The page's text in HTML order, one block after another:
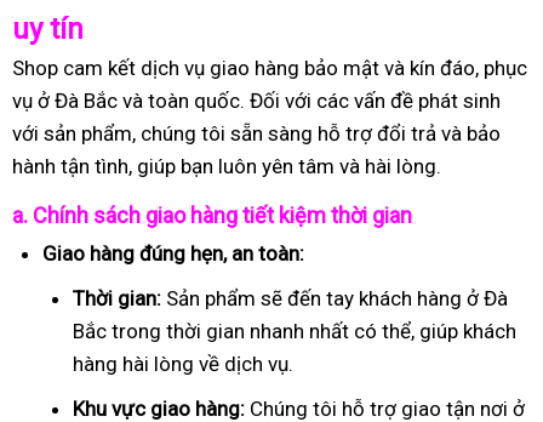
uy tín
Shop cam kết dịch vụ giao hàng bảo mật và kín đáo, phục
vụ ở Đà Bắc và toàn quốc. Đối với các vấn đề phát sinh
với sản phẩm, chúng tôi sẵn sàng hỗ trợ đổi trả và bảo
hành tận tình, giúp bạn luôn yên tâm và hài lòng.
a. Chính sách giao hàng tiết kiệm thời gian
Giao hàng đúng hẹn, an toàn:
Thời gian: Sản phẩm sẽ đến tay khách hàng ở Đà
Bắc trong thời gian nhanh nhất có thể, giúp khách
hàng hài lòng về dịch vụ.
Khu vực giao hàng: Chúng tôi hỗ trợ giao tận nơi ở